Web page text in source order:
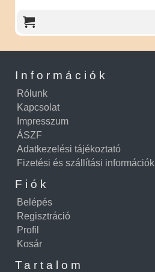
Információk
Rólunk
Kapcsolat
Impresszum
ÁSZF
Adatkezelési tájékoztató
Fizetési és szállítási információk
Fiók
Belépés
Regisztráció
Profil
Kosár
Tartalom